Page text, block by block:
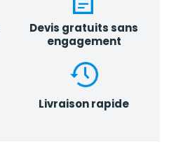
Devis gratuits sans
engagement
Livraison rapide